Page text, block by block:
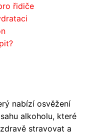
řidiče
nabízí osvěžení
alkoholu, které
stravovat a